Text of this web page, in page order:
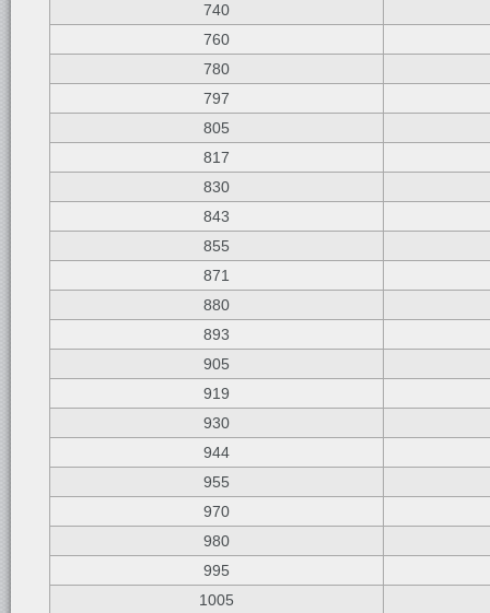
740
760
780
797
805
817
830
843
855
871
880
893
905
919
930
944
955
970
980
995
1005